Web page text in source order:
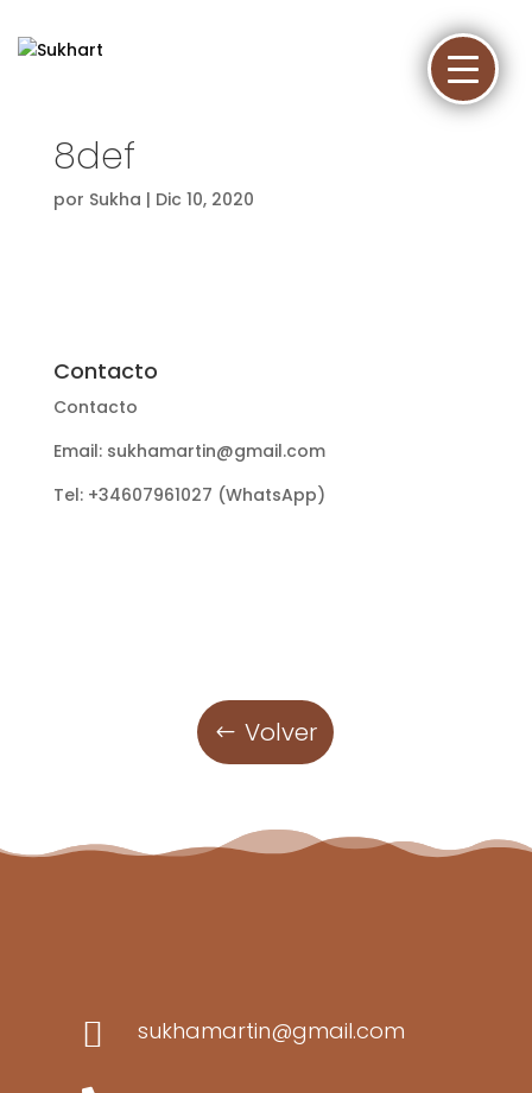
8def
por Sukha | Dic 10, 2020
Contacto
Contacto
Email: sukhamartin@gmail.com
Tel: +34607961027 (WhatsApp)
Volver
 sukhamartin@gmail.com